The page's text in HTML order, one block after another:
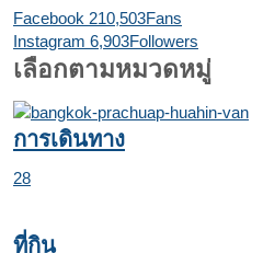
Facebook 210,503Fans
Instagram 6,903Followers
เลือกตามหมวดหมู่
การเดินทาง
28
ที่กิน